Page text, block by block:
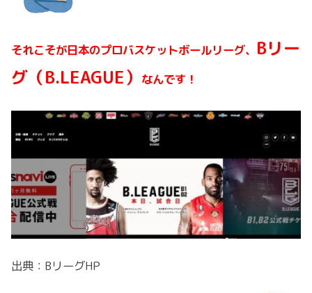
それこそが日本のプロバスケットボールリーグ、 Bリー
グ（B.LEAGUE）
なんです！
出典：BリーグHP